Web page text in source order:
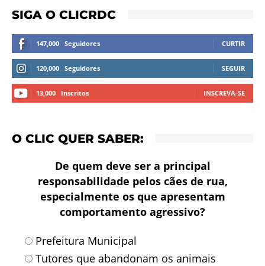
SIGA O CLICRDC
147,000 Seguidores CURTIR
120,000 Seguidores SEGUIR
13,000 Inscritos INSCREVA-SE
O CLIC QUER SABER:
De quem deve ser a principal
responsabilidade pelos cães de rua,
especialmente os que apresentam
comportamento agressivo?
Prefeitura Municipal
Tutores que abandonam os animais